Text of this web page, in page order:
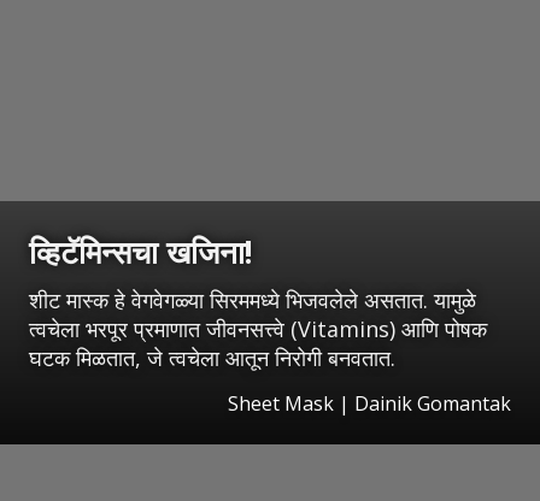
व्हिटॅमिन्सचा खजिना!
शीट मास्क हे वेगवेगळ्या सिरममध्ये भिजवलेले असतात. यामुळे
त्वचेला भरपूर प्रमाणात जीवनसत्त्वे (Vitamins) आणि पोषक
घटक मिळतात, जे त्वचेला आतून निरोगी बनवतात.
Sheet Mask | Dainik Gomantak